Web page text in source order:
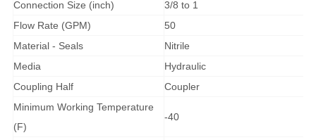
Connection Size (inch)
3/8 to 1
Flow Rate (GPM)
50
Material - Seals
Nitrile
Media
Hydraulic
Coupling Half
Coupler
Minimum Working Temperature
(F)
-40